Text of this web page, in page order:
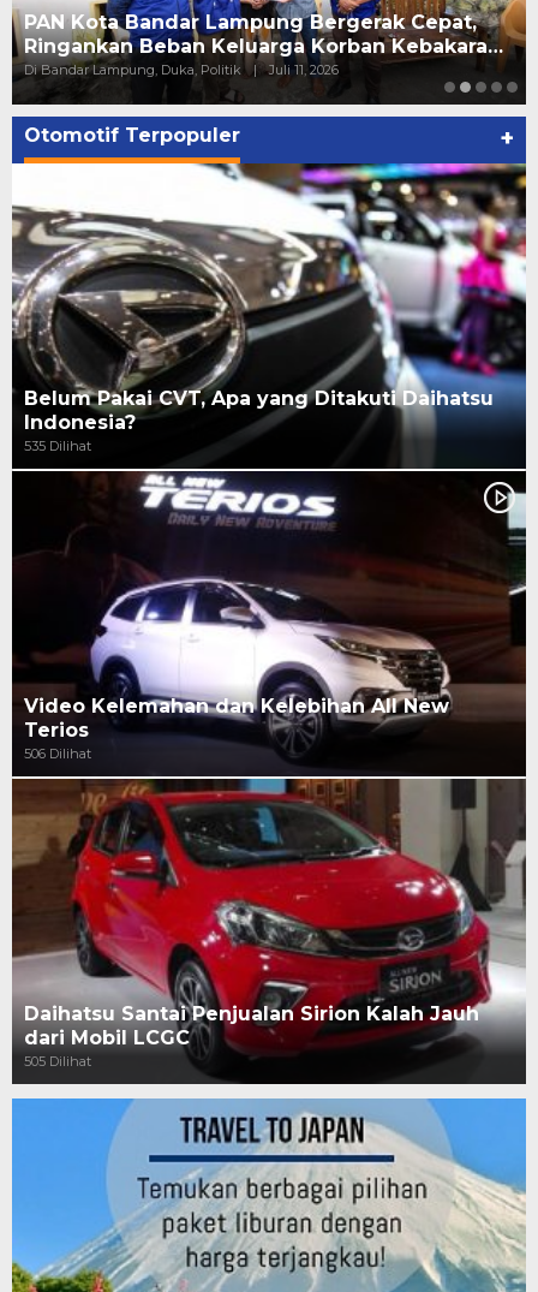
Ary Meizary Alfian Kembali Terpilih Secara
Aklamasi sebagai Ketua Apindo Lampung
Di Bandar Lampung, Politik, Tokoh | Juni 23, 2026
Otomotif Terpopuler +
Belum Pakai CVT, Apa yang Ditakuti Daihatsu
Indonesia?
535 Dilihat
Video Kelemahan dan Kelebihan All New
Terios
506 Dilihat
Daihatsu Santai Penjualan Sirion Kalah Jauh
dari Mobil LCGC
505 Dilihat